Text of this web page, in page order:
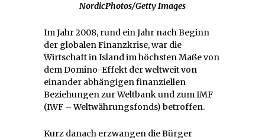
NordicPhotos/Getty Images
Im Jahr 2008, rund ein Jahr nach Beginn
der globalen Finanzkrise, war die
Wirtschaft in Island im höchsten Maße von
dem Domino-Effekt der weltweit von
einander abhängigen finanziellen
Beziehungen zur Weltbank und zum IMF
(IWF – Weltwährungsfonds) betroffen.
Kurz danach erzwangen die Bürger